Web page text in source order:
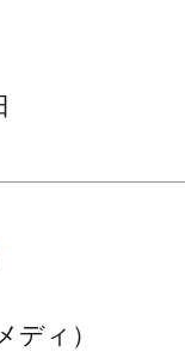
ディ）